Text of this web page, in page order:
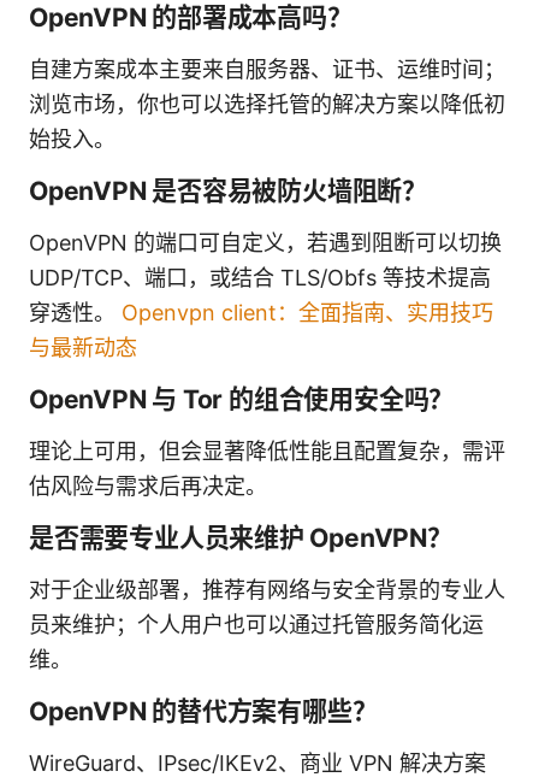
OpenVPN 的部署成本高吗？
自建方案成本主要来自服务器、证书、运维时间；
浏览市场，你也可以选择托管的解决方案以降低初
始投入。
OpenVPN 是否容易被防火墙阻断？
OpenVPN 的端口可自定义，若遇到阻断可以切换
UDP/TCP、端口，或结合 TLS/Obfs 等技术提高
穿透性。 Openvpn client：全面指南、实用技巧
与最新动态
OpenVPN 与 Tor 的组合使用安全吗？
理论上可用，但会显著降低性能且配置复杂，需评
估风险与需求后再决定。
是否需要专业人员来维护 OpenVPN？
对于企业级部署，推荐有网络与安全背景的专业人
员来维护；个人用户也可以通过托管服务简化运
维。
OpenVPN 的替代方案有哪些？
WireGuard、IPsec/IKEv2、商业 VPN 解决方案